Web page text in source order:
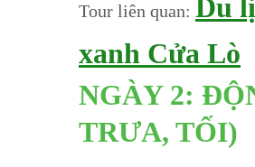
Tour liên quan: Du
xanh Cửa Lò
NGÀY 2:
TRƯA, TỐI)